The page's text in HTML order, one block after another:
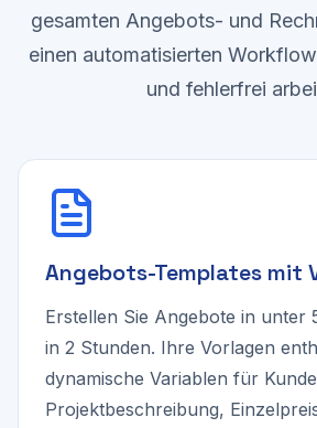
gesamten Angebots- und
einen automatisierten
und fehlerfrei
Angebots-Templates mit
Erstellen Sie Angebote in unter
in 2 Stunden. Ihre Vorlagen
dynamische Variablen für
Projektbeschreibung,